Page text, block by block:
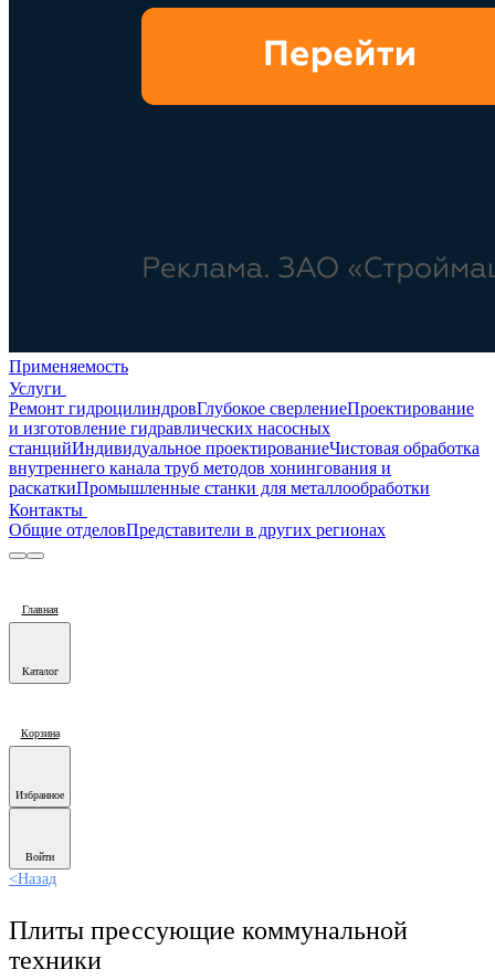
Применяемость
Услуги
Ремонт гидроцилиндровГлубокое сверлениеПроектирование
и изготовление гидравлических насосных
станцийИндивидуальное проектированиеЧистовая обработка
внутреннего канала труб методов хонингования и
раскаткиПромышленные станки для металлообработки
Контакты
Общие отделовПредставители в других регионах
Главная
Каталог
Корзина
Избранное
Войти
<Назад
Плиты прессующие коммунальной
техники